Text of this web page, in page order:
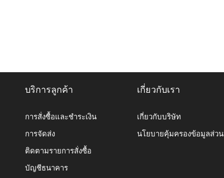
บริการลูกค้า
การสั่งซื้อและชำระเงิน
การจัดส่ง
ติดตามรายการสั่งซื้อ
บัญชีธนาคาร
เกี่ยวกับเรา
เกี่ยวกับบริษัท
นโยบายคุ้มครองข้อมูลส่ว